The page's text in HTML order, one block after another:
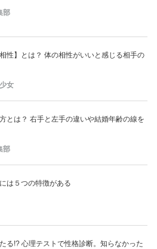
部
相性】とは？ 体の相性がいいと感じる相手の
女
とは？ 右手と左手の違いや結婚年齢の線を
部
は５つの特徴がある
たる!? 心理テストで性格診断。知らなかった